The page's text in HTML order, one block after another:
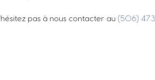
pas à nous contacter au (506)